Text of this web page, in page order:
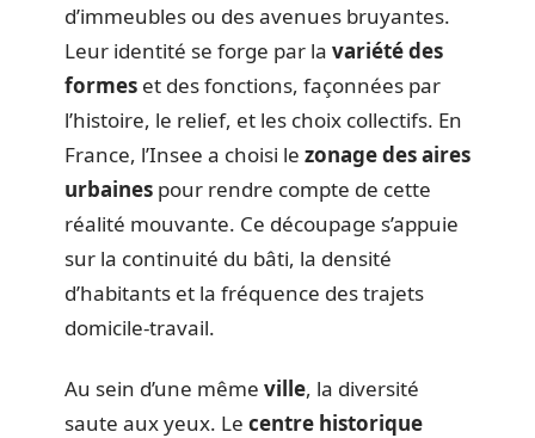
d’immeubles ou des avenues bruyantes.
Leur identité se forge par la variété des
formes et des fonctions, façonnées par
l’histoire, le relief, et les choix collectifs. En
France, l’Insee a choisi le zonage des aires
urbaines pour rendre compte de cette
réalité mouvante. Ce découpage s’appuie
sur la continuité du bâti, la densité
d’habitants et la fréquence des trajets
domicile-travail.
Au sein d’une même ville, la diversité
saute aux yeux. Le centre historique